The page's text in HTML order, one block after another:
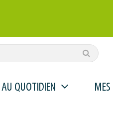
AU QUOTIDIEN MES